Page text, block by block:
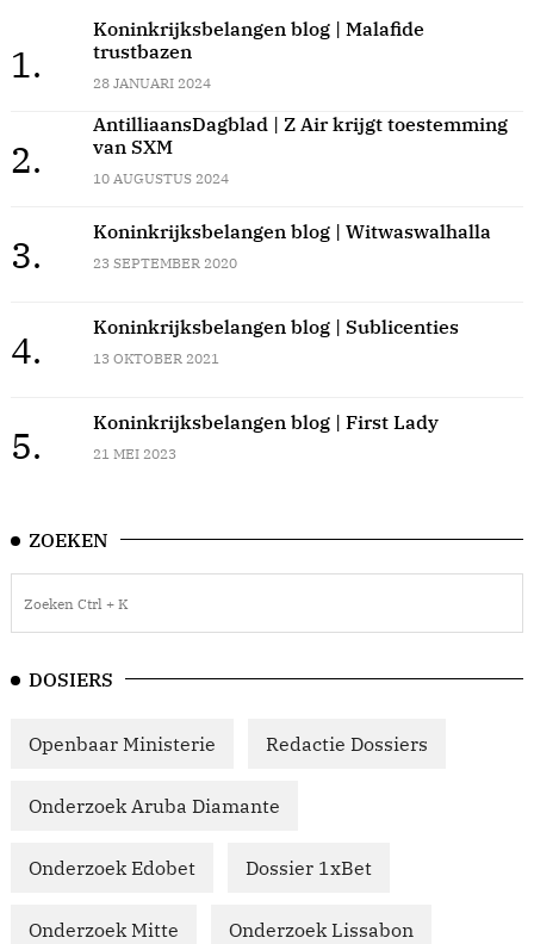
1.
Koninkrijksbelangen blog | Malafide
trustbazen
28 JANUARI 2024
2.
AntilliaansDagblad | Z Air krijgt toestemming
van SXM
10 AUGUSTUS 2024
3.
Koninkrijksbelangen blog | Witwaswalhalla
23 SEPTEMBER 2020
4.
Koninkrijksbelangen blog | Sublicenties
13 OKTOBER 2021
5.
Koninkrijksbelangen blog | First Lady
21 MEI 2023
ZOEKEN
DOSIERS
Openbaar Ministerie Redactie Dossiers
Onderzoek Aruba Diamante
Onderzoek Edobet Dossier 1xBet
Onderzoek Mitte Onderzoek Lissabon